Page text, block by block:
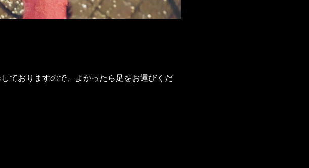
ておりますので、よかったら足をお運びくだ